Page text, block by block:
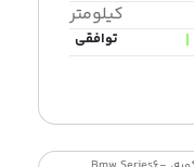
کیلومتر
|
توافقی